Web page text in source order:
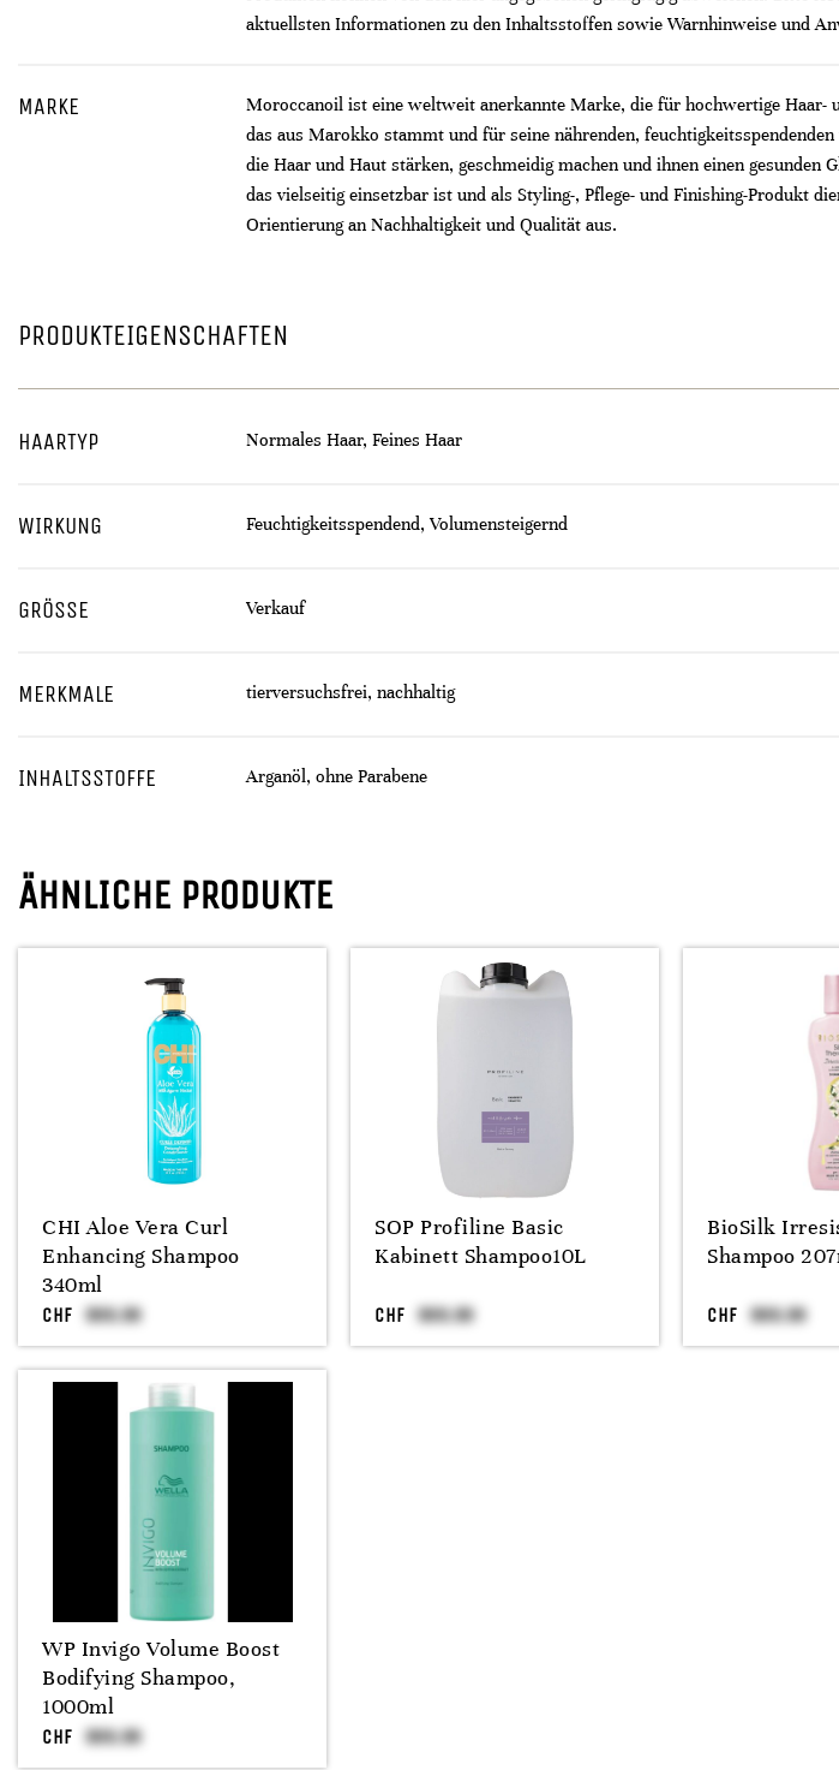
aktuellsten Informationen zu den Inhaltsstoffen sowie Warnhinweise und
MARKE
Moroccanoil ist eine weltweit anerkannte Marke, die für hochwertige
das aus Marokko stammt und für seine nährenden,
die Haar und Haut stärken, geschmeidig machen und ihnen einen
das vielseitig einsetzbar ist und als Styling-, Pflege- und Finishing-Produkt
Orientierung an Nachhaltigkeit und Qualität aus.
PRODUKTEIGENSCHAFTEN
HAARTYP Normales Haar, Feines Haar
WIRKUNG Feuchtigkeitsspendend, Volumensteigernd
GRÖSSE Verkauf
MERKMALE tierversuchsfrei, nachhaltig
INHALTSSTOFFE Arganöl, ohne Parabene
ÄHNLICHE PRODUKTE
CHI Aloe Vera Curl
Enhancing Shampoo
340ml
CHF
SOP Profiline Basic
Kabinett Shampoo10L
CHF
BioSilk
Shampoo
CHF
WP Invigo Volume Boost
Bodifying Shampoo,
1000ml
CHF